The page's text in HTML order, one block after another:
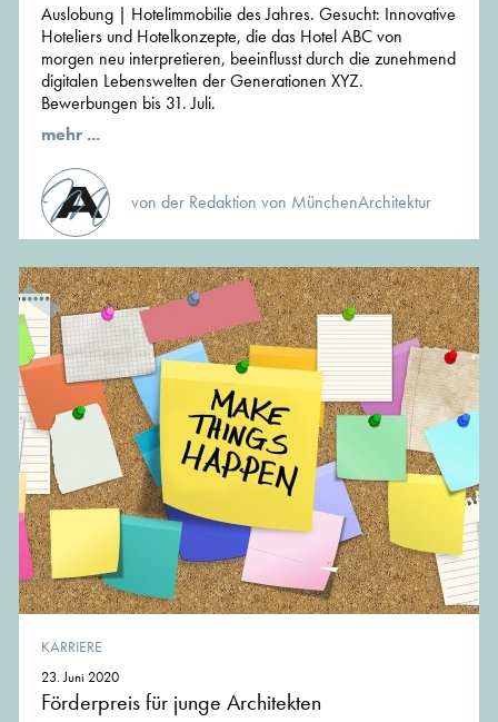
Auslobung | Hotelimmobilie des Jahres. Gesucht: Innovative
Hoteliers und Hotelkonzepte, die das Hotel ABC von
morgen neu interpretieren, beeinflusst durch die zunehmend
digitalen Lebenswelten der Generationen XYZ.
Bewerbungen bis 31. Juli.
mehr ...
von der Redaktion von MünchenArchitektur
KARRIERE
23. Juni 2020
Förderpreis für junge Architekten